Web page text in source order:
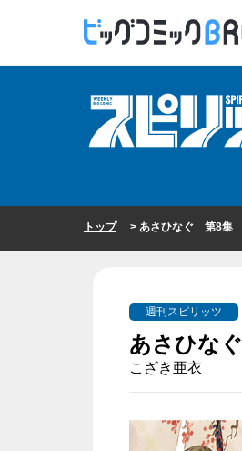
トップ> あさひなぐ 第8集
週刊スピリッツ
あさひな
こざき亜衣